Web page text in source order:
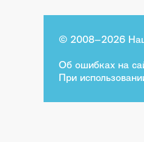
© 2008–2026
Об ошибках на
При